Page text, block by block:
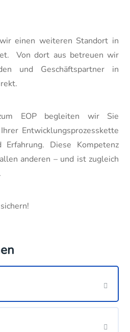
einen weiteren Standort in
Von dort aus betreuen wir
und Geschäftspartner in
EOP begleiten wir Sie
Entwicklungsprozesskette
Diese Kompetenz
anderen – und ist zugleich